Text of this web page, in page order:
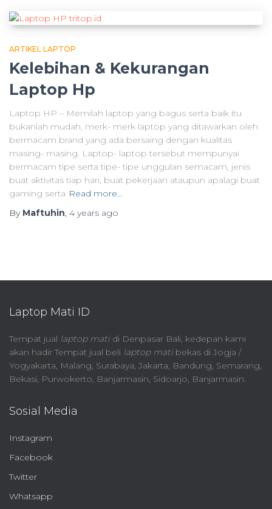
ARTIKEL LAPTOP
Kelebihan & Kekurangan
Laptop Hp
Laptop HP – Memilah laptop yang bagus serta baik itu
bukanlah mudah, merk- merk laptop yang ditawarkan oleh
bermacam brand yang ada bersaing dengan kualitas
masing- masing. Laptop- laptop tersebut mempunyai
bermacam tipe serta tipe- tipe unggulan semacam, jenis
buat aktivitas tiap hari, buat pekerjaan ataupun apalagi buat
gaming serta Read more…
By Maftuhin, 4 years ago
Laptop Mati ID
Tempat jual laptop matidi Denpasar Bali, kedepan kami
akan hadir Tempat jual beli laptop matibekas di Jogja /
Yogyakarta, Malang, Surabaya, Jakarta, Bandung, Semarang,
Bekasi, Purwokerto, Banjarmasin, Sidoarjo, Banjarmasin.
Sosial Media
Instagram
Facebook
Twitter
Whatsapp